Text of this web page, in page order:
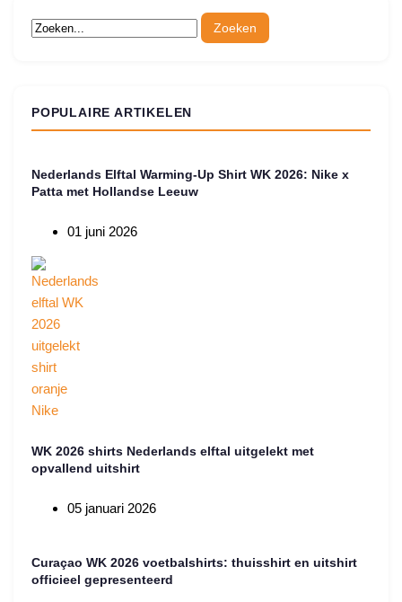
POPULAIRE ARTIKELEN
Nederlands Elftal Warming-Up Shirt WK 2026: Nike x
Patta met Hollandse Leeuw
01 juni 2026
WK 2026 shirts Nederlands elftal uitgelekt met
opvallend uitshirt
05 januari 2026
Curaçao WK 2026 voetbalshirts: thuisshirt en uitshirt
officieel gepresenteerd